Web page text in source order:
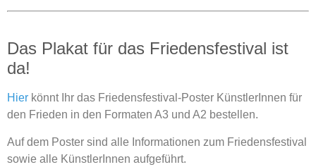
Das Plakat für das Friedensfestival ist
da!
Hier könnt Ihr das Friedensfestival-Poster KünstlerInnen für
den Frieden in den Formaten A3 und A2 bestellen.
Auf dem Poster sind alle Informationen zum Friedensfestival
sowie alle KünstlerInnen aufgeführt.